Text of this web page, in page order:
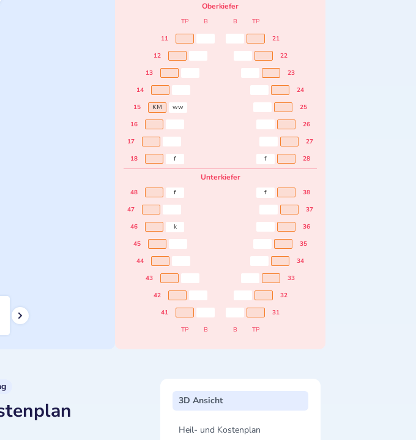
Oberkiefer
TP B B
TP
11
21
12
22
13
23
14
24
15
KM ww
25
16
26
17
27
18
f f 28
Unterkiefer
48 f f
38
47
37
46
k
36
45
35
44
34
43
33
42
32
41
31
TP
B B TP
3D Ansicht
Heil- und Kostenplan